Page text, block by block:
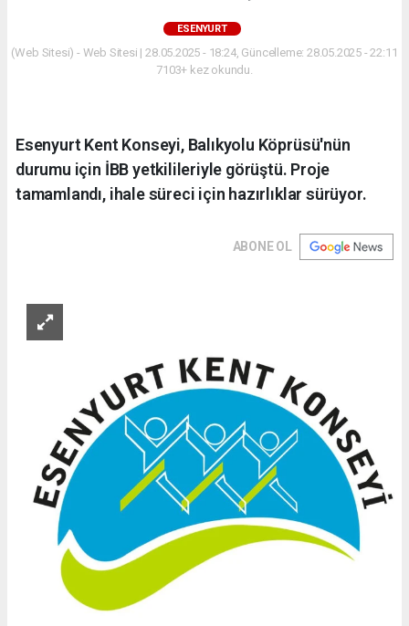
ESENYURT
(Web Sitesi) - Web Sitesi | 28.05.2025 - 18:24, Güncelleme: 28.05.2025 - 22:11
7103+ kez okundu.
Esenyurt Kent Konseyi, Balıkyolu Köprüsü'nün
durumu için İBB yetkilileriyle görüştü. Proje
tamamlandı, ihale süreci için hazırlıklar sürüyor.
ABONE OL